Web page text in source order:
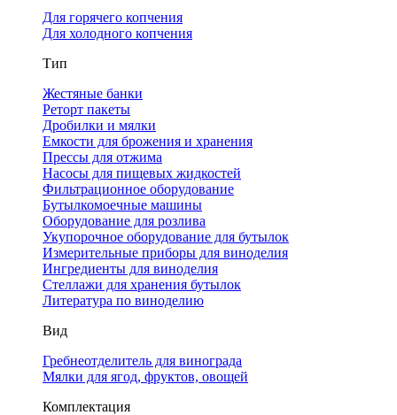
Для горячего копчения
Для холодного копчения
Тип
Жестяные банки
Реторт пакеты
Дробилки и мялки
Емкости для брожения и хранения
Прессы для отжима
Насосы для пищевых жидкостей
Фильтрационное оборудование
Бутылкомоечные машины
Оборудование для розлива
Укупорочное оборудование для бутылок
Измерительные приборы для виноделия
Ингредиенты для виноделия
Стеллажи для хранения бутылок
Литература по виноделию
Вид
Гребнеотделитель для винограда
Мялки для ягод, фруктов, овощей
Комплектация